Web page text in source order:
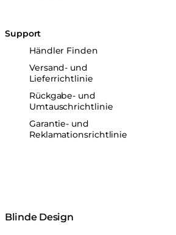
Support
Händler Finden
Versand- und
Lieferrichtlinie
Rückgabe- und
Umtauschrichtlinie
Garantie- und
Reklamationsrichtlinie
Blinde Design